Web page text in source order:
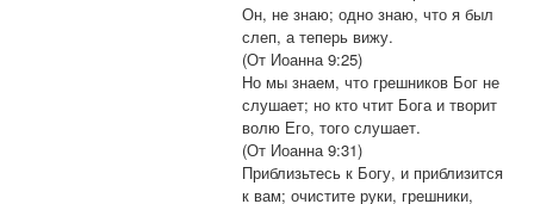
Он, не знаю; одно знаю, что я был
слеп, а теперь вижу.
(От Иоанна 9:25)
Но мы знаем, что грешников Бог не
слушает; но кто чтит Бога и творит
волю Его, того слушает.
(От Иоанна 9:31)
Приблизьтесь к Богу, и приблизится
к вам; очистите руки, грешники,